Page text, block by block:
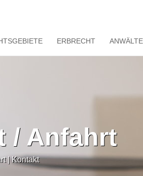
ERBRECHT ANWÄLTE
/ Anfahrt
|Kontakt